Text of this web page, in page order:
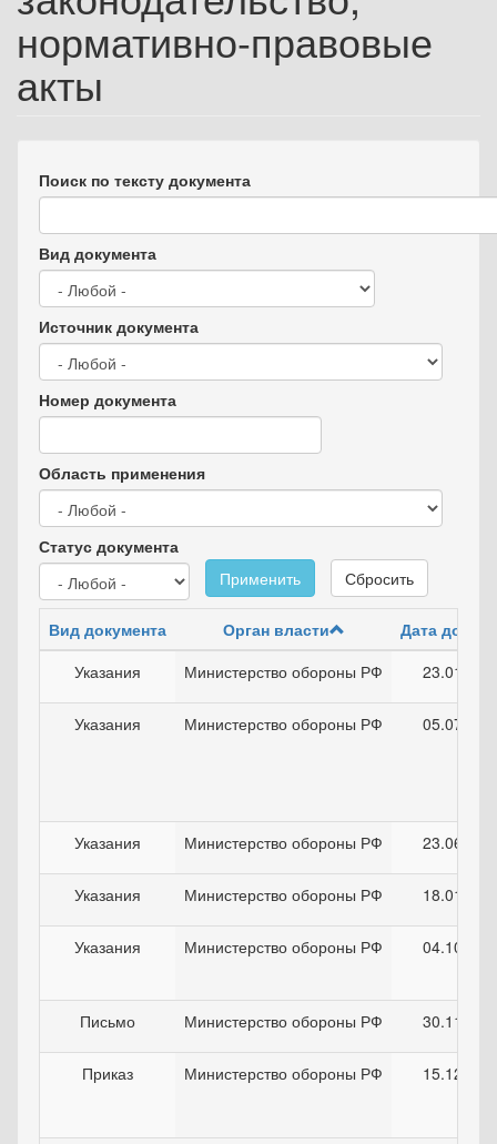
нормативно-правовые
акты
Поиск по тексту документа
Вид документа
Источник документа
Номер документа
Область применения
Статус документа
Применить
Сбросить
Вид документа Орган власти
Дата
Указания
Министерство обороны РФ
Указания Министерство обороны РФ
Указания Министерство обороны РФ
Указания Министерство обороны РФ
Указания Министерство обороны РФ
Письмо Министерство обороны РФ
Приказ Министерство обороны РФ